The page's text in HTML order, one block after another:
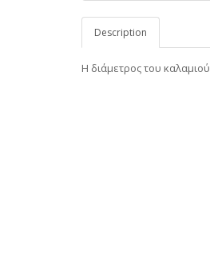
Description
Η διάμετρος του καλαμιού